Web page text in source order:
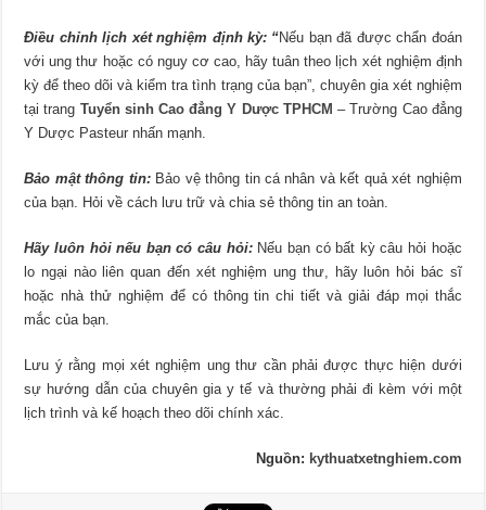
Điều chỉnh lịch xét nghiệm định kỳ: “Nếu bạn đã được chẩn đoán
với ung thư hoặc có nguy cơ cao, hãy tuân theo lịch xét nghiệm định
kỳ để theo dõi và kiểm tra tình trạng của bạn”, chuyên gia xét nghiệm
tại trang Tuyển sinh Cao đẳng Y Dược TPHCM – Trường Cao đẳng
Y Dược Pasteur nhấn mạnh.
Bảo mật thông tin: Bảo vệ thông tin cá nhân và kết quả xét nghiệm
của bạn. Hỏi về cách lưu trữ và chia sẻ thông tin an toàn.
Hãy luôn hỏi nếu bạn có câu hỏi:Nếu bạn có bất kỳ câu hỏi hoặc
lo ngại nào liên quan đến xét nghiệm ung thư, hãy luôn hỏi bác sĩ
hoặc nhà thử nghiệm để có thông tin chi tiết và giải đáp mọi thắc
mắc của bạn.
Lưu ý rằng mọi xét nghiệm ung thư cần phải được thực hiện dưới
sự hướng dẫn của chuyên gia y tế và thường phải đi kèm với một
lịch trình và kế hoạch theo dõi chính xác.
Nguồn: kythuatxetnghiem.com